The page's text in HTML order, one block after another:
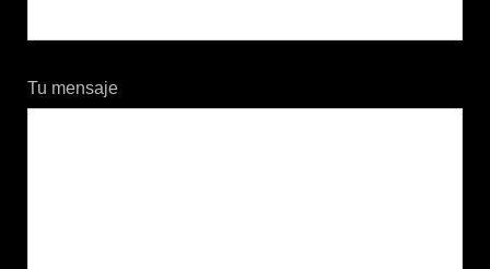
Tu mensaje